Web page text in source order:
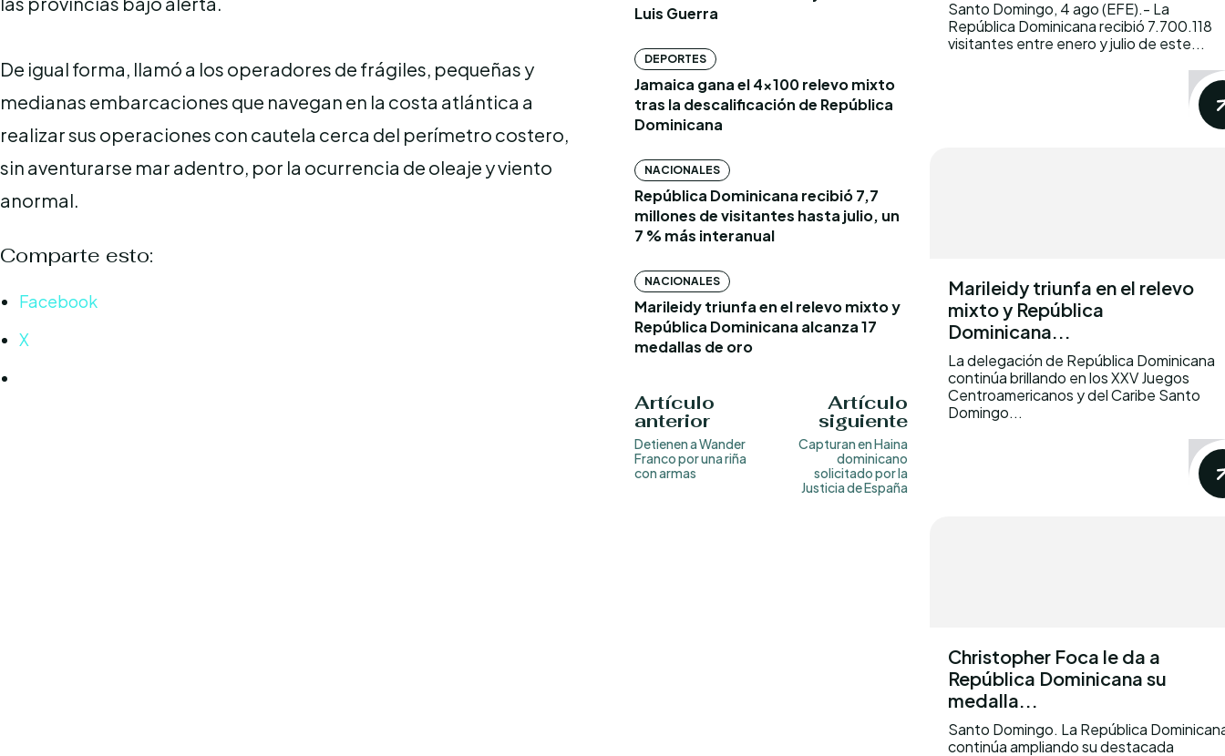
De igual forma, llamó a los operadores de frágiles, pequeñas y
medianas embarcaciones que navegan en la costa atlántica a
realizar sus operaciones con cautela cerca del perímetro costero,
sin aventurarse mar adentro, por la ocurrencia de oleaje y viento
anormal.
Comparte esto:
Facebook
X
Luis Guerra
DEPORTES
Jamaica gana el 4×100 relevo mixto
tras la descalificación de República
Dominicana
NACIONALES
República Dominicana recibió 7,7
millones de visitantes hasta julio, un
7 % más interanual
NACIONALES
Marileidy triunfa en el relevo mixto y
República Dominicana alcanza 17
medallas de oro
Artículo
anterior
Detienen a Wander
Franco por una riña
con armas
Artículo
siguiente
Capturan en Haina
dominicano
solicitado por la
Justicia de España
Santo Domingo, 4 ago (EFE).- La
República Dominicana recibió 7.700.118
visitantes entre enero y julio de este...
Marileidy triunfa en el relevo
mixto y República
Dominicana...
La delegación de República Dominicana
continúa brillando en los XXV Juegos
Centroamericanos y del Caribe Santo
Domingo...
Christopher Foca le da a
República Dominicana su
medalla...
Santo Domingo. La República
continúa ampliando su destacada